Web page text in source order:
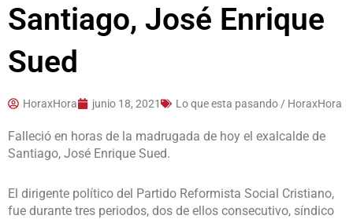
Santiago, José Enrique
Sued
HoraxHora junio 18, 2021 Lo que esta pasando / HoraxHora
Falleció en horas de la madrugada de hoy el exalcalde de
Santiago, José Enrique Sued.
El dirigente político del Partido Reformista Social Cristiano,
fue durante tres periodos, dos de ellos consecutivo, síndico